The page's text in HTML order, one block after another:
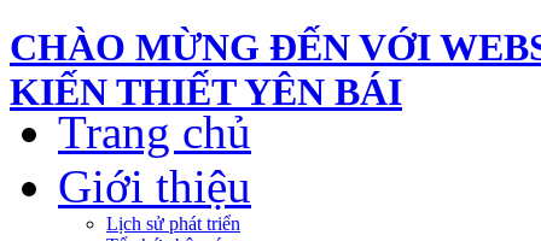
CHÀO MỪNG ĐẾN VỚI
KIẾN THIẾT YÊN BÁI
Trang chủ
Giới thiệu
Lịch sử phát triển